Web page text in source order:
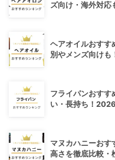
ズ向け・海外対応
ヘアオイルおすす
別やメンズ向けも
フライパンおすす
い・長持ち！2026
マヌカハニーおす
高さを徹底比較・